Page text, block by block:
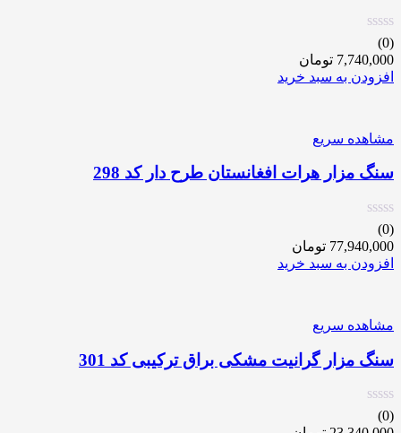
(0)
7,740,000 تومان
افزودن به سبد خرید
مشاهده سریع
سنگ مزار هرات افغانستان طرح دار کد 298
(0)
77,940,000 تومان
افزودن به سبد خرید
مشاهده سریع
سنگ مزار گرانیت مشکی براق ترکیبی کد 301
(0)